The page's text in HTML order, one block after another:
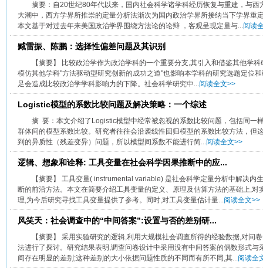
摘要：自20世纪80年代以来，国内社会科学诸学科经历恢复与重建，与
大潮中，西方学界所推崇的定量分析法渐次为国内政治学界所接纳当下学界重
本文基于对过去年来美国政治学界围绕方法论的论辩 ，客观呈现定量与...阅读
臧雷振、陈鹏：选择性偏差问题及其识别
【摘要】 比较政治学作为政治学科的一个重要分支,其引入和借鉴其他学
模仿其他学科"方法驱动型研究创新的成功之道"也影响本学科的研究选题定位
足会造成比较政治学学科影响力的下降。社会科学研究中...阅读全文>>
Logistic模型的系数比较问题及解决策略：一个综述
摘 要：本文介绍了Logistic模型中经常被忽视的系数比较问题，包括同一
群体间的模型系数比较。研究者往往会沿袭线性回归模型的系数比较方法，但
到的异质性（残差变异）问题，所以模型间系数不能进行简...阅读全文>>
逻辑、想象和诠释: 工具变量在社会科学因果推断中的应...
【摘要】 工具变量( instrumental variable) 是社会科学定量分析中解决内
断的前沿方法。本文在简要介绍工具变量的定义、原理及估算方法的基础上,
理,为今后研究寻找工具变量提供了参考。同时,对工具变量估计量...阅读全文>>
风笑天：社会调查中的“中间答案”:设置与否的差别研...
【摘要】 采用实验研究的逻辑,利用大规模社会调查所得的经验数据,对问
法进行了探讨。研究结果表明,调查问卷设计中采用没有中间答案的偶数形式
间存在明显的差别;这种差别的大小依据问题性质的不同而有所不同,其...阅读全